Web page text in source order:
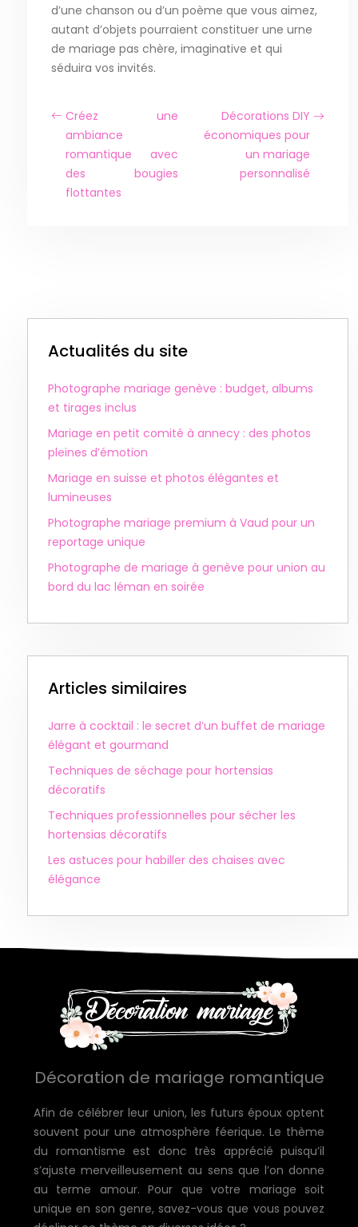
d’une chanson ou d’un poème que vous aimez,
autant d’objets pourraient constituer une urne
de mariage pas chère, imaginative et qui
séduira vos invités.
Créez une
ambiance
romantique avec
des bougies
flottantes
Décorations DIY
économiques pour
un mariage
personnalisé
Actualités du site
Photographe mariage genève : budget, albums
et tirages inclus
Mariage en petit comité à annecy : des photos
pleines d’émotion
Mariage en suisse et photos élégantes et
lumineuses
Photographe mariage premium à Vaud pour un
reportage unique
Photographe de mariage à genève pour union au
bord du lac léman en soirée
Articles similaires
Jarre à cocktail : le secret d’un buffet de mariage
élégant et gourmand
Techniques de séchage pour hortensias
décoratifs
Techniques professionnelles pour sécher les
hortensias décoratifs
Les astuces pour habiller des chaises avec
élégance
Décoration de mariage romantique
Afin de célébrer leur union, les futurs époux optent
souvent pour une atmosphère féerique. Le thème
du romantisme est donc très apprécié puisqu’il
s’ajuste merveilleusement au sens que l’on donne
au terme amour. Pour que votre mariage soit
unique en son genre, savez-vous que vous pouvez